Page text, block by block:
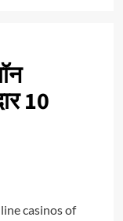
10
casinos of